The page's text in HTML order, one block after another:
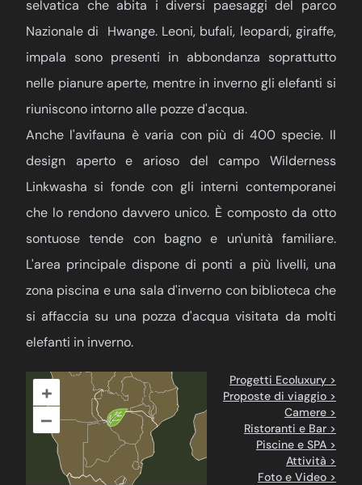
selvatica che abita i diversi paesaggi del parco
Nazionale di Hwange. Leoni, bufali, leopardi, giraffe,
impala sono presenti in abbondanza soprattutto
nelle pianure aperte, mentre in inverno gli elefanti si
riuniscono intorno alle pozze d'acqua.
Anche l'avifauna è varia con più di 400 specie. Il
design aperto e arioso del campo Wilderness
Linkwasha si fonde con gli interni contemporanei
che lo rendono davvero unico. È composto da otto
sontuose tende con bagno e un'unità familiare.
L'area principale dispone di ponti a più livelli, una
zona piscina e una sala d'inverno con biblioteca che
si affaccia su una pozza d'acqua visitata da molti
elefanti in inverno.
+
–
Progetti Ecoluxury >
Proposte di viaggio >
Camere >
Ristoranti e Bar >
Piscine e SPA >
Attività >
Foto e Video >